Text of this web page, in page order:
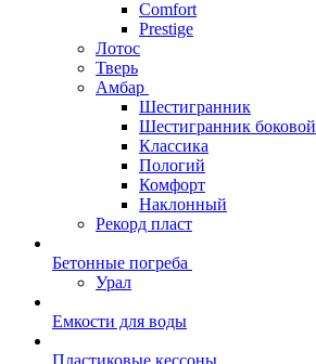
Comfort
Prestige
Лотос
Тверь
Амбар
Шестигранник
Шестигранник боковой
Классика
Пологий
Комфорт
Наклонный
Рекорд пласт
Бетонные погреба
Урал
Емкости для воды
Пластиковые кессоны